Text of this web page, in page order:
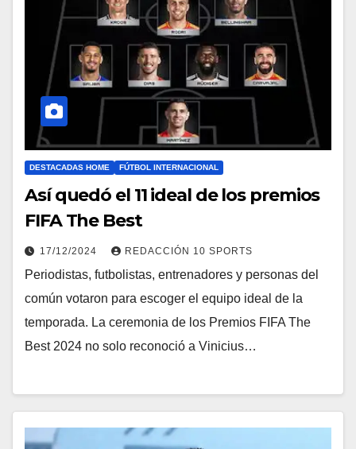
DESTACADAS HOME FÚTBOL INTERNACIONAL
Así quedó el 11 ideal de los premios
FIFA The Best
17/12/2024 REDACCIÓN 10 SPORTS
Periodistas, futbolistas, entrenadores y personas del
común votaron para escoger el equipo ideal de la
temporada. La ceremonia de los Premios FIFA The
Best 2024 no solo reconoció a Vinicius…